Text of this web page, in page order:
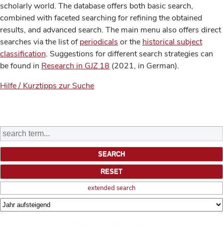
scholarly world. The database offers both basic search,
combined with faceted searching for refining the obtained
results, and advanced search. The main menu also offers direct
searches via the list ofperiodicals or the historical subject
classification. Suggestions for different search strategies can
be found in Research in GJZ 18 (2021, in German).
Hilfe / Kurztipps zur Suche
extended search